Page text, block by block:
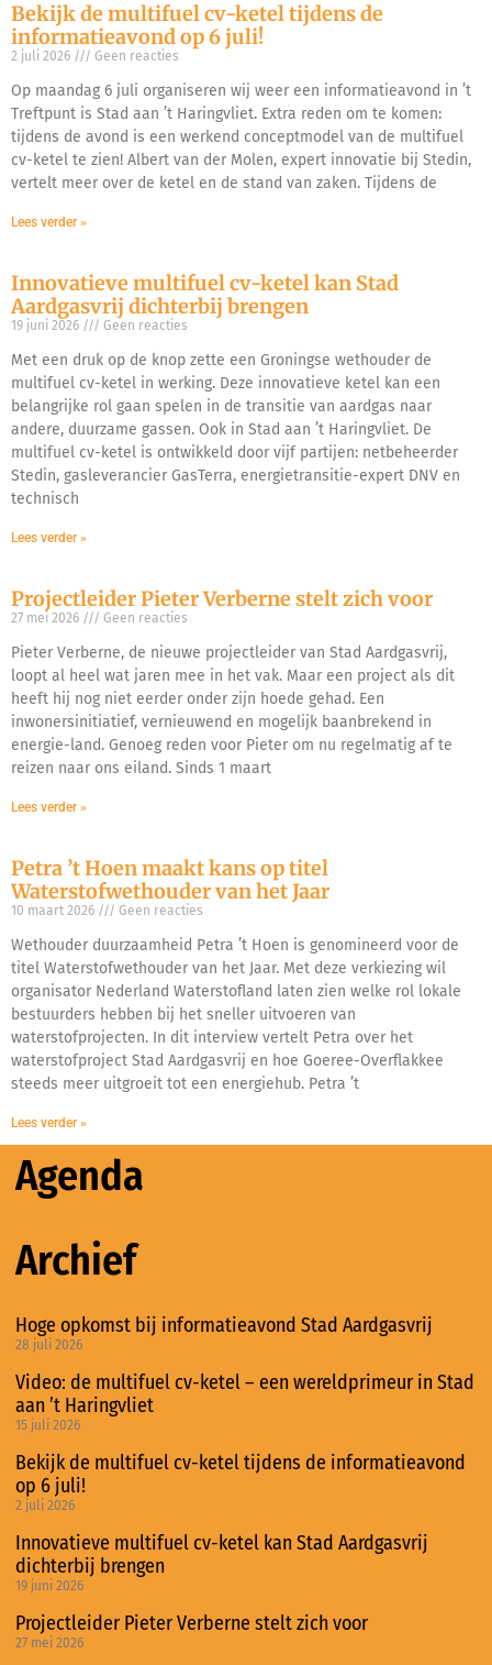
Bekijk de multifuel cv-ketel tijdens de
informatieavond op 6 juli!
2 juli 2026 Geen reacties
Op maandag 6 juli organiseren wij weer een informatieavond in ’t
Treftpunt is Stad aan ’t Haringvliet. Extra reden om te komen:
tijdens de avond is een werkend conceptmodel van de multifuel
cv-ketel te zien! Albert van der Molen, expert innovatie bij Stedin,
vertelt meer over de ketel en de stand van zaken. Tijdens de
Lees verder »
Innovatieve multifuel cv-ketel kan Stad
Aardgasvrij dichterbij brengen
19 juni 2026 Geen reacties
Met een druk op de knop zette een Groningse wethouder de
multifuel cv-ketel in werking. Deze innovatieve ketel kan een
belangrijke rol gaan spelen in de transitie van aardgas naar
andere, duurzame gassen. Ook in Stad aan ’t Haringvliet. De
multifuel cv-ketel is ontwikkeld door vijf partijen: netbeheerder
Stedin, gasleverancier GasTerra, energietransitie-expert DNV en
technisch
Lees verder »
Projectleider Pieter Verberne stelt zich voor
27 mei 2026 Geen reacties
Pieter Verberne, de nieuwe projectleider van Stad Aardgasvrij,
loopt al heel wat jaren mee in het vak. Maar een project als dit
heeft hij nog niet eerder onder zijn hoede gehad. Een
inwonersinitiatief, vernieuwend en mogelijk baanbrekend in
energie-land. Genoeg reden voor Pieter om nu regelmatig af te
reizen naar ons eiland. Sinds 1 maart
Lees verder »
Petra ’t Hoen maakt kans op titel
Waterstofwethouder van het Jaar
10 maart 2026 Geen reacties
Wethouder duurzaamheid Petra ’t Hoen is genomineerd voor de
titel Waterstofwethouder van het Jaar. Met deze verkiezing wil
organisator Nederland Waterstofland laten zien welke rol lokale
bestuurders hebben bij het sneller uitvoeren van
waterstofprojecten. In dit interview vertelt Petra over het
waterstofproject Stad Aardgasvrij en hoe Goeree-Overflakkee
steeds meer uitgroeit tot een energiehub. Petra ’t
Lees verder »
Agenda
Archief
Hoge opkomst bij informatieavond Stad Aardgasvrij
28 juli 2026
Video: de multifuel cv-ketel – een wereldprimeur in Stad
aan ’t Haringvliet
15 juli 2026
Bekijk de multifuel cv-ketel tijdens de informatieavond
op 6 juli!
2 juli 2026
Innovatieve multifuel cv-ketel kan Stad Aardgasvrij
dichterbij brengen
19 juni 2026
Projectleider Pieter Verberne stelt zich voor
27 mei 2026